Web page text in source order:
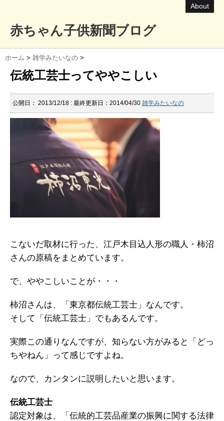
About
赤ちゃん子供新聞ブログ
ホーム > 雑学みたいなの >
伝統工芸士ってややこしい
公開日： 2013/12/18 : 最終更新日：2014/04/30 雑学みたいなの
こないだ取材に行った、江戸木目込人形の職人・柿沼
さんの原稿をまとめています。
で、ややこしいことが・・・
柿沼さんは、「東京都伝統工芸士」なんです。
そして「伝統工芸士」でもあるんです。
実際この通りなんですが、知らない方がみると「どっ
ちやねん」って感じですよね。
なので、カンタンに説明したいと思います。
伝統工芸士
認定対象は、「伝統的工芸品産業の振興に関する法律